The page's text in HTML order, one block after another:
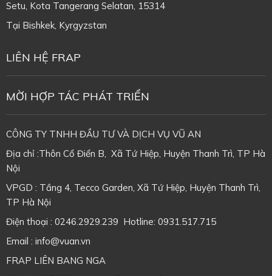
Setu, Kota Tangerang Selatan, 15314
Tại Bishkek, Kyrgyzstan
LIÊN HỆ FRAP
MỜI HỢP TÁC PHÁT TRIỂN
CÔNG TY TNHH ĐẦU TƯ VÀ DỊCH VỤ VŨ AN
Địa chỉ :Thôn Cổ Điển B, Xã Tứ Hiệp, Huyện Thanh Trì, TP Hà
Nội
VPGD : Tầng 4, Tecco Garden, Xã Tứ Hiệp, Huyện Thanh Trì,
TP Hà Nội
Điện thoại : 0246.2929.239 Hotline: 0931.517.715
Email : info@vuan.vn
FRAP LIÊN BANG NGA